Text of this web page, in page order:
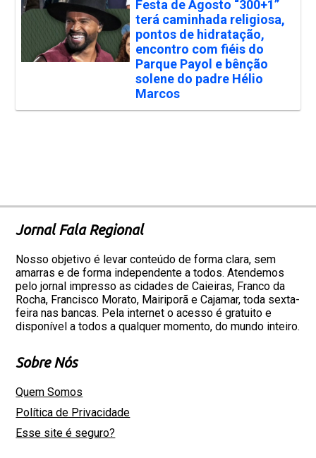
Festa de Agosto “300+1”
terá caminhada religiosa,
pontos de hidratação,
encontro com fiéis do
Parque Payol e bênção
solene do padre Hélio
Marcos
Jornal Fala Regional
Nosso objetivo é levar conteúdo de forma clara, sem
amarras e de forma independente a todos. Atendemos
pelo jornal impresso as cidades de Caieiras, Franco da
Rocha, Francisco Morato, Mairiporã e Cajamar, toda sexta-
feira nas bancas. Pela internet o acesso é gratuito e
disponível a todos a qualquer momento, do mundo inteiro.
Sobre Nós
Quem Somos
Política de Privacidade
Esse site é seguro?